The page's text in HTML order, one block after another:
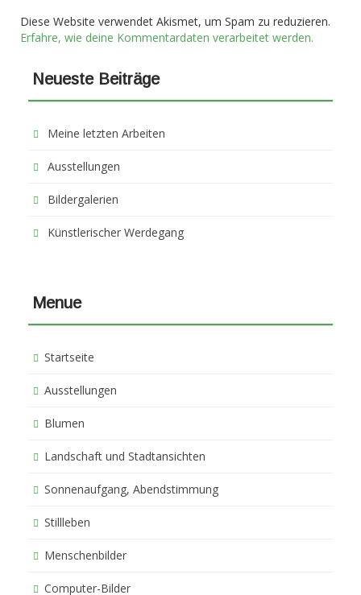
Diese Website verwendet Akismet, um Spam zu reduzieren.
Erfahre, wie deine Kommentardaten verarbeitet werden.
Neueste Beiträge
Meine letzten Arbeiten
Ausstellungen
Bildergalerien
Künstlerischer Werdegang
Menue
Startseite
Ausstellungen
Blumen
Landschaft und Stadtansichten
Sonnenaufgang, Abendstimmung
Stillleben
Menschenbilder
Computer-Bilder